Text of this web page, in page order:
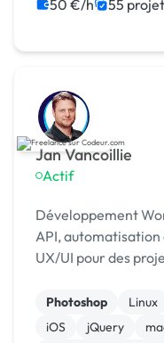
50 €/h 55
Jan Vancoillie
Actif
Développement
API, automatisation
UX/UI pour des
Photoshop Linux
iOS
jQuery